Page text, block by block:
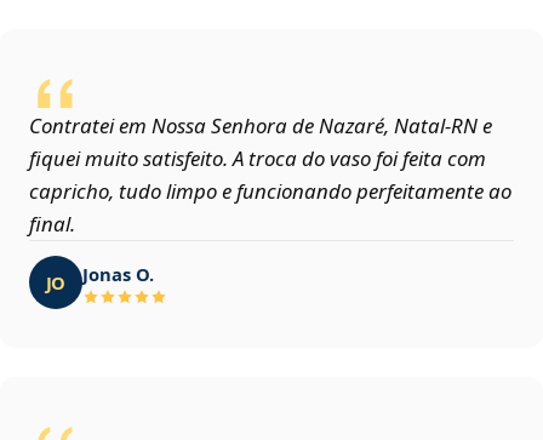
Contratei em Nossa Senhora de Nazaré, Natal‑RN e
fiquei muito satisfeito. A troca do vaso foi feita com
capricho, tudo limpo e funcionando perfeitamente ao
final.
JO Jonas O.